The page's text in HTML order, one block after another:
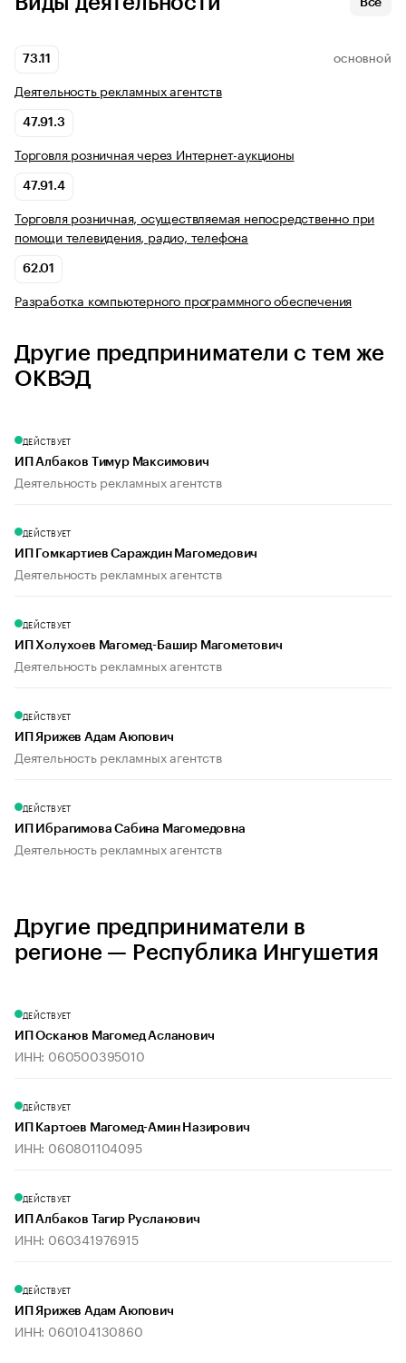
Все
73.11 ОСНОВНОЙ
Деятельность рекламных агентств
47.91.3
Торговля розничная через Интернет-аукционы
47.91.4
Торговля розничная, осуществляемая непосредственно при
помощи телевидения, радио, телефона
62.01
Разработка компьютерного программного обеспечения
Другие предприниматели с тем же
ОКВЭД
ДЕЙСТВУЕТ
ИП Албаков Тимур Максимович
Деятельность рекламных агентств
ДЕЙСТВУЕТ
ИП Гомкартиев Сараждин Магомедович
Деятельность рекламных агентств
ДЕЙСТВУЕТ
ИП Холухоев Магомед-Башир Магометович
Деятельность рекламных агентств
ДЕЙСТВУЕТ
ИП Ярижев Адам Аюпович
Деятельность рекламных агентств
ДЕЙСТВУЕТ
ИП Ибрагимова Сабина Магомедовна
Деятельность рекламных агентств
Другие предприниматели в
регионе — Республика Ингушетия
ДЕЙСТВУЕТ
ИП Осканов Магомед Асланович
ИНН: 060500395010
ДЕЙСТВУЕТ
ИП Картоев Магомед-Амин Назирович
ИНН: 060801104095
ДЕЙСТВУЕТ
ИП Албаков Тагир Русланович
ИНН: 060341976915
ДЕЙСТВУЕТ
ИП Ярижев Адам Аюпович
ИНН: 060104130860